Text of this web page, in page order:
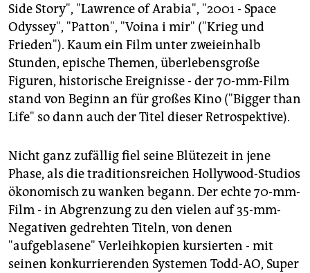
Side Story", "Lawrence of Arabia", "2001 - Space
Odyssey", "Patton", "Voina i mir" ("Krieg und
Frieden"). Kaum ein Film unter zweieinhalb
Stunden, epische Themen, überlebensgroße
Figuren, historische Ereignisse - der 70-mm-Film
stand von Beginn an für großes Kino ("Bigger than
Life" so dann auch der Titel dieser Retrospektive).
Nicht ganz zufällig fiel seine Blütezeit in jene
Phase, als die traditionsreichen Hollywood-Studios
ökonomisch zu wanken begann. Der echte 70-mm-
Film - in Abgrenzung zu den vielen auf 35-mm-
Negativen gedrehten Titeln, von denen
"aufgeblasene" Verleihkopien kursierten - mit
seinen konkurrierenden Systemen Todd-AO, Super